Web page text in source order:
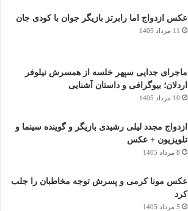
عکس ازدواج اما رابرتز بازیگر جوان با کودی جان
11 مرداد 1405
ماجرای جدایی سپهر خلسه از همسرش نیلوفر
اردلان؛ بیوگرافی و داستان آشنایی
10 مرداد 1405
ازدواج مجدد لیلی رشیدی بازیگر و گوینده سینما و
تلویزیون + عکس
8 مرداد 1405
عکس مونا کرمی و پسرش توجه مخاطبان را جلب
کرد
5 مرداد 1405